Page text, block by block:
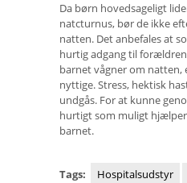
Da børn hovedsageligt
natcturnus, bør de ikke
natten. Det anbefales at
hurtig adgang til
barnet vågner om natten,
nyttige. Stress, hektisk
undgås. For at kunne
hurtigt som muligt
barnet.
Tags: Hospitalsudstyr